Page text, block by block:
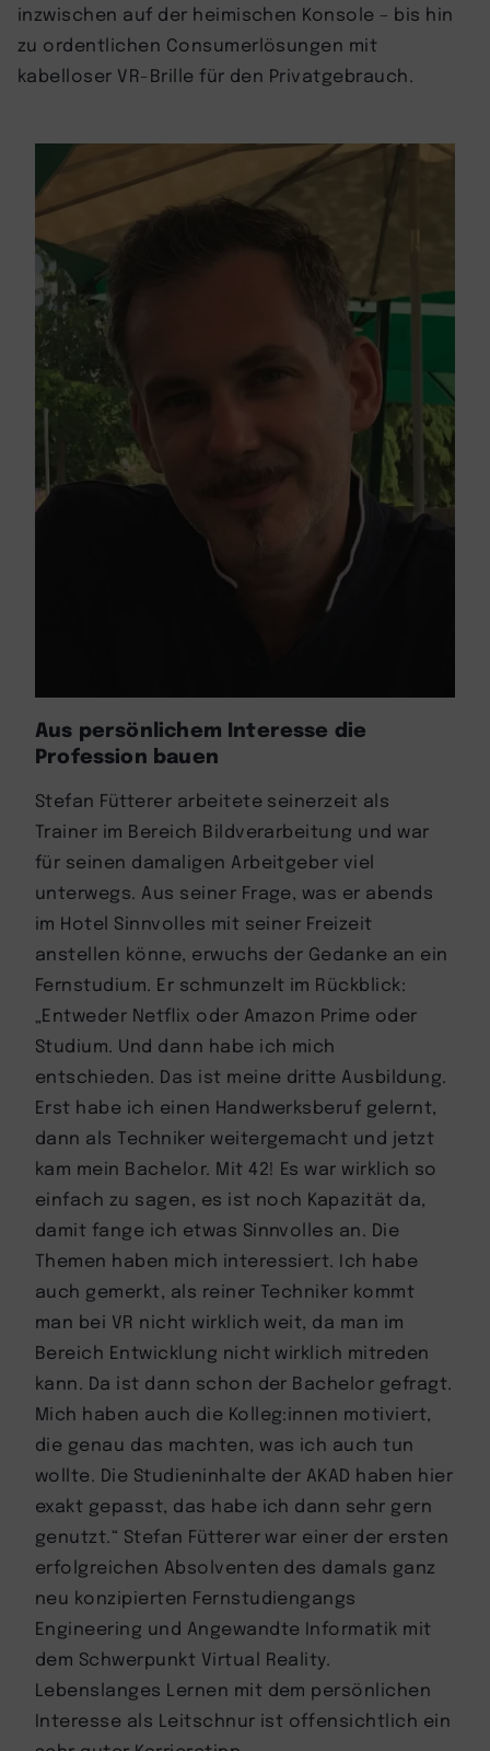
inzwischen auf der heimischen Konsole – bis hin
zu ordentlichen Consumerlösungen mit
kabelloser VR-Brille für den Privatgebrauch.
Aus persönlichem Interesse die
Profession bauen
Stefan Fütterer arbeitete seinerzeit als
Trainer im Bereich Bildverarbeitung und war
für seinen damaligen Arbeitgeber viel
unterwegs. Aus seiner Frage, was er abends
im Hotel Sinnvolles mit seiner Freizeit
anstellen könne, erwuchs der Gedanke an ein
Fernstudium. Er schmunzelt im Rückblick:
„Entweder Netflix oder Amazon Prime oder
Studium. Und dann habe ich mich
entschieden. Das ist meine dritte Ausbildung.
Erst habe ich einen Handwerksberuf gelernt,
dann als Techniker weitergemacht und jetzt
kam mein Bachelor. Mit 42! Es war wirklich so
einfach zu sagen, es ist noch Kapazität da,
damit fange ich etwas Sinnvolles an. Die
Themen haben mich interessiert. Ich habe
auch gemerkt, als reiner Techniker kommt
man bei VR nicht wirklich weit, da man im
Bereich Entwicklung nicht wirklich mitreden
kann. Da ist dann schon der Bachelor gefragt.
Mich haben auch die Kolleg:innen motiviert,
die genau das machten, was ich auch tun
wollte. Die Studieninhalte der AKAD haben hier
exakt gepasst, das habe ich dann sehr gern
genutzt.“ Stefan Fütterer war einer der ersten
erfolgreichen Absolventen des damals ganz
neu konzipierten Fernstudiengangs
Engineering und Angewandte Informatik mit
dem Schwerpunkt Virtual Reality.
Lebenslanges Lernen mit dem persönlichen
Interesse als Leitschnur ist offensichtlich ein